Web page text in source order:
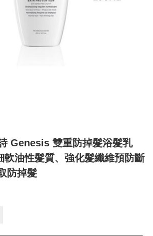
Genesis 雙重防掉髮浴髮乳
油性髮質、強化髮纖維預防斷
防掉髮